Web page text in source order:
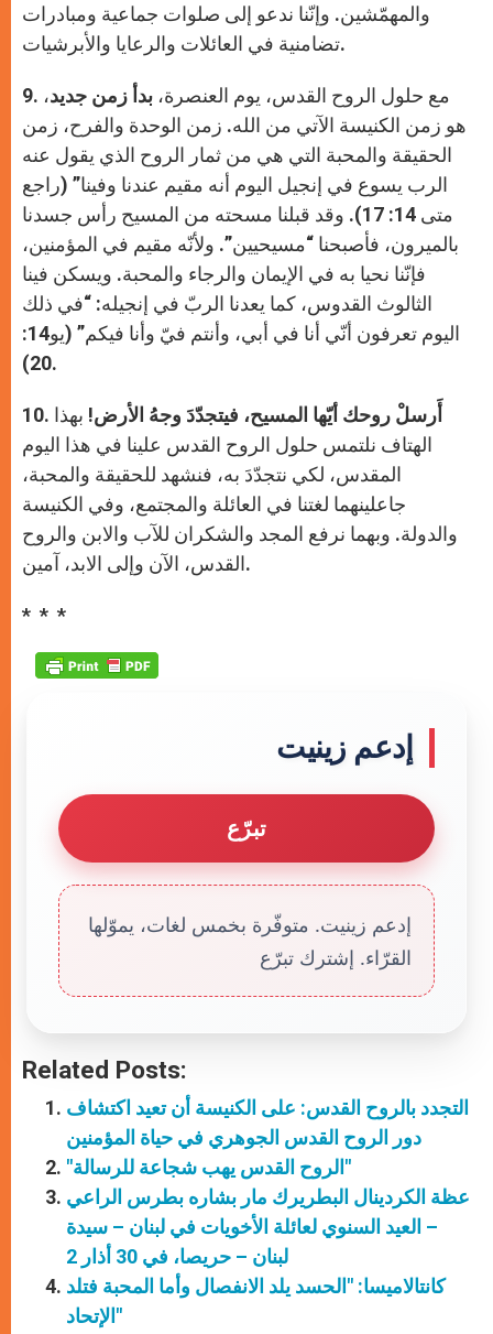
والمهمّشين. وإنّنا ندعو إلى صلوات جماعية ومبادرات
تضامنية في العائلات والرعايا والأبرشيات.
9. مع حلول الروح القدس، يوم العنصرة، بدأ زمن جديد،
هو زمن الكنيسة الآتي من الله. زمن الوحدة والفرح، زمن
الحقيقة والمحبة التي هي من ثمار الروح الذي يقول عنه
الرب يسوع في إنجيل اليوم أنه مقيم عندنا وفينا” (راجع
متى 14: 17). وقد قبلنا مسحته من المسيح رأس جسدنا
بالميرون، فأصبحنا “مسيحيين”. ولأنّه مقيم في المؤمنين،
فإنّنا نحيا به في الإيمان والرجاء والمحبة. ويسكن فينا
الثالوث القدوس، كما يعدنا الربّ في إنجيله: “في ذلك
اليوم تعرفون أنّي أنا في أبي، وأنتم فيّ وأنا فيكم” (يو14:
20).
10. أَرسلْ روحك أيّها المسيح، فيتجدّدَ وجهُ الأرض! بهذا
الهتاف نلتمس حلول الروح القدس علينا في هذا اليوم
المقدس، لكي نتجدّدَ به، فنشهد للحقيقة والمحبة،
جاعلينهما لغتنا في العائلة والمجتمع، وفي الكنيسة
والدولة. وبهما نرفع المجد والشكران للآب والابن والروح
القدس، الآن وإلى الابد، آمين.
* * *
إدعم زينيت
تبرّع
إدعم زينيت. متوفّرة بخمس لغات، يموّلها
القرّاء. إشترك تبرّع
Related Posts:
التجدد بالروح القدس: على الكنيسة أن تعيد اكتشاف
دور الروح القدس الجوهري في حياة المؤمنين
"الروح القدس يهب شجاعة للرسالة"
عظة الكردينال البطريرك مار بشاره بطرس الراعي
– العيد السنوي لعائلة الأخويات في لبنان – سيدة
لبنان – حريصا، في 30 أذار 2
كانتالاميسا: "الحسد يلد الانفصال وأما المحبة فتلد
الإتحاد"